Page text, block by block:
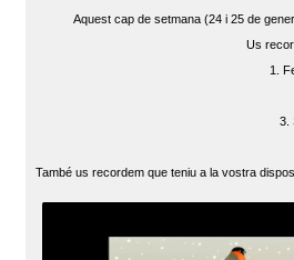
Aquest cap de setmana (24 i 25 de
Us
1.
3.
També us recordem que teniu a la vostra